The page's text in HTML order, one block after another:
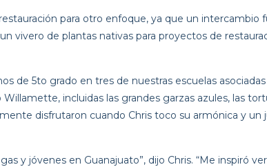
para otro enfoque, ya que un
vivero de plantas nativas para proyectos de
de 5to grado en tres de nuestras escuelas
incluidas las grandes garzas azules, las
disfrutaron cuando Chris toco su armónica y
y jóvenes en Guanajuato”, dijo Chris. “Me inspiró